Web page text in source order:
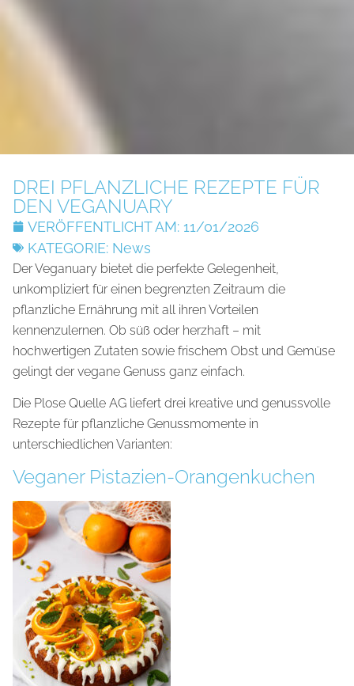
DREI PFLANZLICHE REZEPTE FÜR
DEN VEGANUARY
VERÖFFENTLICHT AM: 11/01/2026
KATEGORIE: News
Der Veganuary bietet die perfekte Gelegenheit,
unkompliziert für einen begrenzten Zeitraum die
pflanzliche Ernährung mit all ihren Vorteilen
kennenzulernen. Ob süß oder herzhaft – mit
hochwertigen Zutaten sowie frischem Obst und Gemüse
gelingt der vegane Genuss ganz einfach.
Die Plose Quelle AG liefert drei kreative und genussvolle
Rezepte für pflanzliche Genussmomente in
unterschiedlichen Varianten:
Veganer Pistazien-Orangenkuchen